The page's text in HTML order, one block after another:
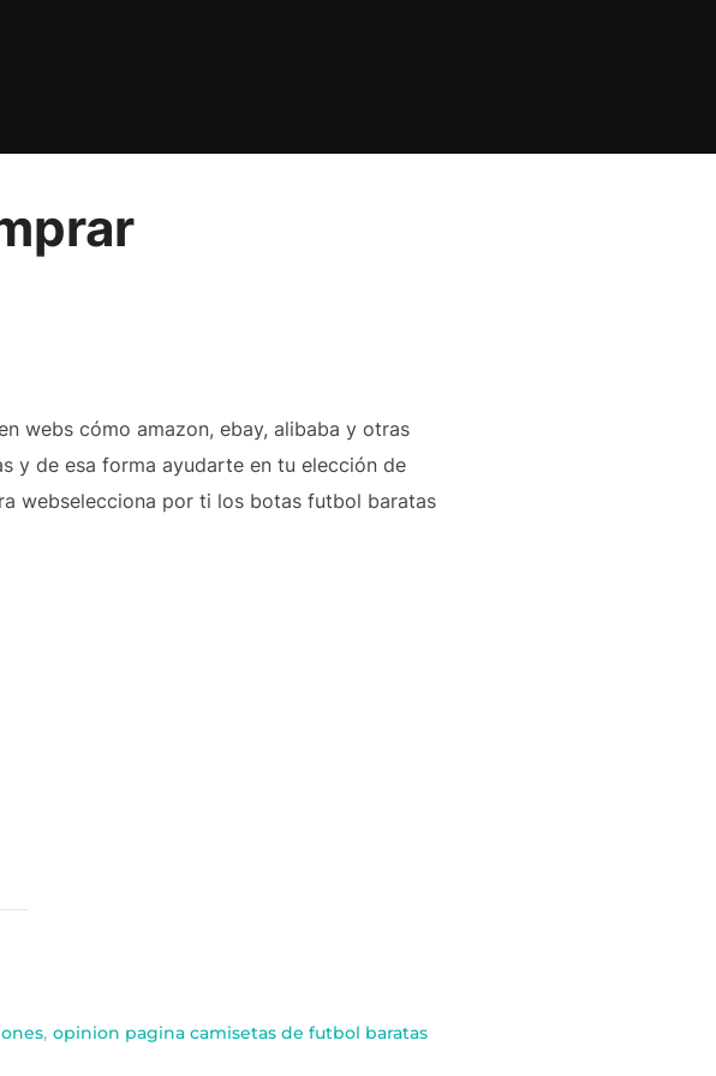
webs cómo amazon, ebay, alibaba y otras
y de esa forma ayudarte en tu elección de
webselecciona por ti los botas futbol baratas
, opinion pagina camisetas de futbol baratas